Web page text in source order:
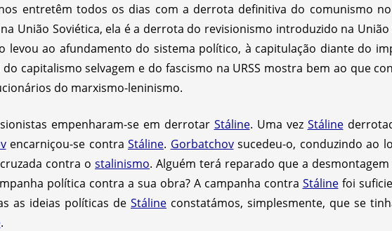
entretêm todos os dias com a derrota definitiva do comunismo
União Soviética, ela é a derrota do revisionismo introduzido na
levou ao afundamento do sistema político, à capitulação diante do
capitalismo selvagem e do fascismo na URSS mostra bem ao que
do marxismo-leninismo.
empenharam-se em derrotar Stáline. Uma vez Stáline
encarniçou-se contra Stáline. Gorbatchovsucedeu-o, conduzindo ao
contra ostalinismo. Alguém terá reparado que a
política contra a sua obra? A campanha contra Stálinefoi
as ideias políticas deStáline constatámos, simplesmente, que se
.